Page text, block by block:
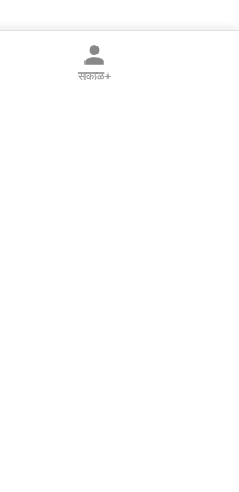
सकाळ+